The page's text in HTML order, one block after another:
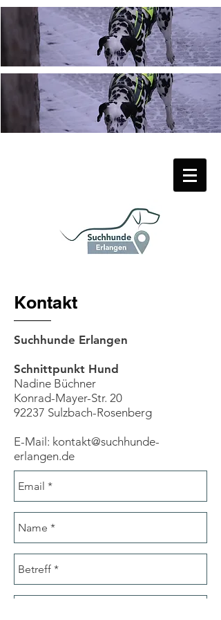
Kontakt
Suchhunde Erlangen
Schnittpunkt Hund
Nadine Büchner
Konrad-Mayer-Str. 20
92237 Sulzbach-Rosenberg
E-Mail: kontakt@suchhunde-
erlangen.de